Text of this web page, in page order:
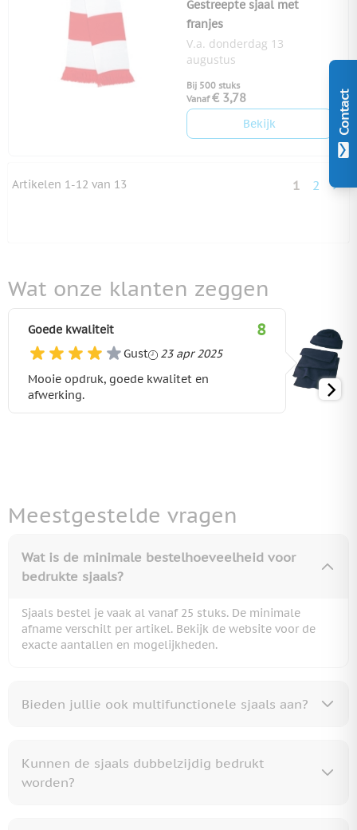
Contact
Gestreepte sjaal met
franjes
V.a. donderdag 13
augustus
Bij 500 stuks
Vanaf € 3,78
Bekijk
Artikelen 1-12 van 13 U lees
1 Pagina
2
Wat onze klanten zeggen
Goede kwaliteit
Gust
23 april 2025
23 apr 2025
Mooie opdruk, goede kwalitet en
afwerking.
8
Meestgestelde vragen
Wat is de minimale bestelhoeveelheid voor
bedrukte sjaals?
Sjaals bestel je vaak al vanaf 25 stuks. De minimale
afname verschilt per artikel. Bekijk de website voor de
exacte aantallen en mogelijkheden.
Bieden jullie ook multifunctionele sjaals aan?
Kunnen de sjaals dubbelzijdig bedrukt
worden?